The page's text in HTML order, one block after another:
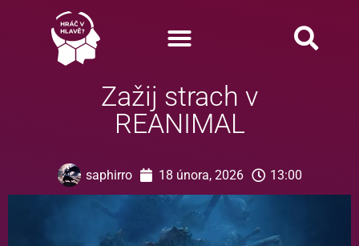
Zažij strach v
REANIMAL
saphirro 18 února, 2026 13:00